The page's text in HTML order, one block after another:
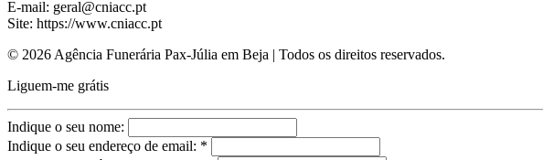
E-mail: geral@cniacc.pt
Site: https://www.cniacc.pt
© 2026 Agência Funerária Pax-Júlia em Beja | Todos os direitos reservados.
Liguem-me grátis
Indique o seu nome:
Indique o seu endereço de email: *